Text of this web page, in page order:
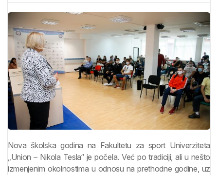
Nova školska godina na Fakultetu za sport Univerziteta
„Union – Nikola Tesla“ je počela. Već po tradiciji, ali u nešto
izmenjenim okolnostima u odnosu na prethodne godine, uz